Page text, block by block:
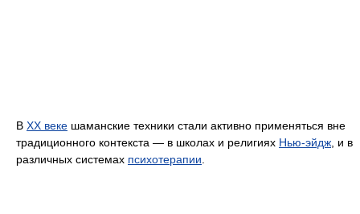
В XX веке шаманские техники стали активно применяться вне
традиционного контекста — в школах и религиях Нью-эйдж , и в
различных системах психотерапии